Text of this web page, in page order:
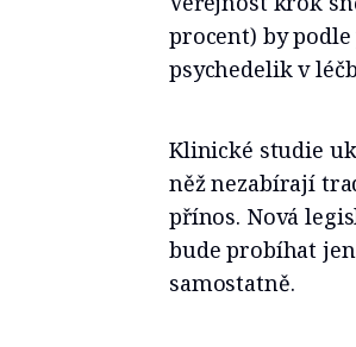
procent) by
psychedelik v
Klinické studie
něž nezabírají
přínos. Nová
bude probíhat
samostatně.